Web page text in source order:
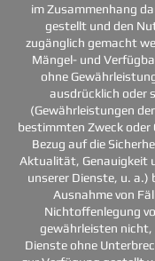
im Zusammenhang
gestellt und den
zugänglich gemacht
Mängel- und
ohne
ausdrücklich oder
(Gewährleistungen
bestimmten Zweck oder
Bezug auf die
Aktualität, Genauigkeit
unserer Dienste, u.
Ausnahme von
Nichtoffenlegung
gewährleisten
Dienste ohne